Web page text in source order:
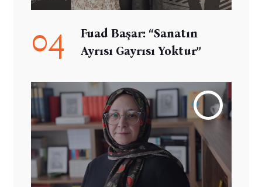
04
Fuad Başar: “Sanatın
Ayrısı Gayrısı Yoktur”